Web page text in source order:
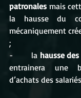
patronales mais
la hausse du
mécaniquement
;
-        la hausse
entrainera une
d’achats des